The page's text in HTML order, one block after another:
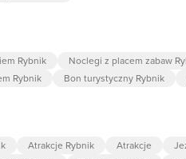
Rybnik Noclegi z placem zabaw
Rybnik Bon turystyczny Rybnik
Atrakcje Rybnik Atrakcje